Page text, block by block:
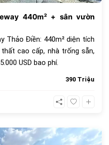
440m² + sân vườn
Thảo Điền: 440m² diện tích
cao cấp, nhà trống sẵn,
USD bao phí.
390 Triệu
879